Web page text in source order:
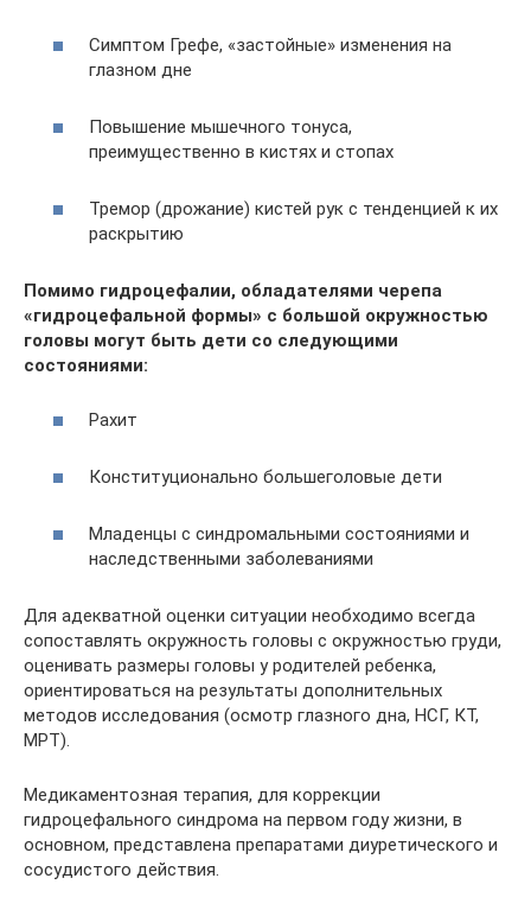
Симптом Грефе, «застойные» изменения на
глазном дне
Повышение мышечного тонуса,
преимущественно в кистях и стопах
Тремор (дрожание) кистей рук с тенденцией к их
раскрытию
Помимо гидроцефалии, обладателями черепа
«гидроцефальной формы» с большой окружностью
головы могут быть дети со следующими
состояниями:
Рахит
Конституционально большеголовые дети
Младенцы с синдромальными состояниями и
наследственными заболеваниями
Для адекватной оценки ситуации необходимо всегда
сопоставлять окружность головы с окружностью груди,
оценивать размеры головы у родителей ребенка,
ориентироваться на результаты дополнительных
методов исследования (осмотр глазного дна, НСГ, КТ,
МРТ).
Медикаментозная терапия, для коррекции
гидроцефального синдрома на первом году жизни, в
основном, представлена препаратами диуретического и
сосудистого действия.